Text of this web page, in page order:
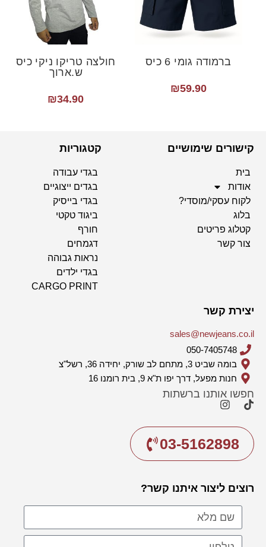
ברמודה גומי 6 כיס
₪59.90
חולצה טריקו ניקי כיס
ש.ארוך
₪34.90
קישורים שימושיים
בית
אודות
לקוח עסקי/מוסדי?
בלוג
קטלוג פריטים
צור קשר
קטגוריות
בגדי עבודה
בגדים ייצוגיים
בגדי בייסיק
ביגוד טקטי
חורף
דגמחים
נראות גבוהה
בגדי ילדים
CARGO PRINT
יצירת קשר
sales@newjeans.co.il
050-7405748
בומה שביט 3, מתחם לב שורק, יחידה 36, רשל"צ
חנות מפעל, דרך יפו ת"א 9, בית רומנו 16
חפשו אותנו ברשתות
03-5162898
רוצים ליצור איתנו קשר?